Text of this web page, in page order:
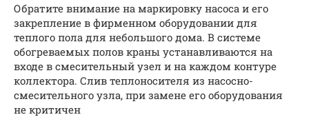
Обратите внимание на маркировку насоса и его
закрепление в фирменном оборудовании для
теплого пола для небольшого дома. В системе
обогреваемых полов краны устанавливаются на
входе в смесительный узел и на каждом контуре
коллектора. Слив теплоносителя из насосно-
смесительного узла, при замене его оборудования
не критичен